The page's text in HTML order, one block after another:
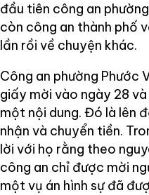
đầu tiên công an
còn công an thành phố
lần rồi về chuyện khác.
Công an phường Phước
giấy mời vào ngày 28
một nội dung. Đó là lên
nhận và chuyển tiền.
lời với họ rằng theo
công an chỉ được mời
một vụ án hình sự đã